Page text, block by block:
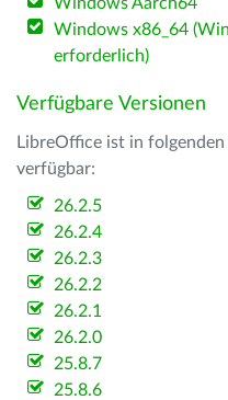
Windows x86_64
erforderlich)
Verfügbare Versionen
LibreOffice ist in folgenden
verfügbar:
26.2.5
26.2.4
26.2.3
26.2.2
26.2.1
26.2.0
25.8.7
25.8.6